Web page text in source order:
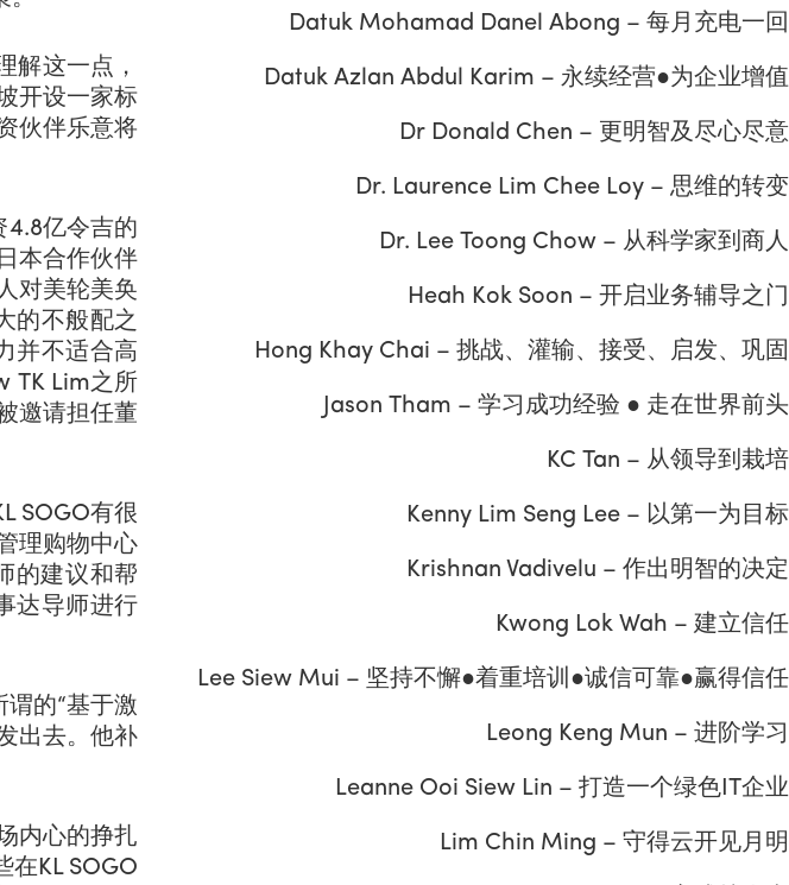
解这一点，
开设一家标
伙伴乐意将
4.8亿令吉的
本合作伙伴
对美轮美奂
的不般配之
并不适合高
TK Lim之所
邀请担任董
SOGO有很
理购物中心
的建议和帮
达导师进行
的“基于激
出去。他补
内心的挣扎
在KL SOGO
Datuk Mohamad Danel Abong – 每月充电一回
Datuk Azlan Abdul Karim – 永续经营●为企业增值
Dr Donald Chen – 更明智及尽心尽意
Dr. Laurence Lim Chee Loy – 思维的转变
Dr. Lee Toong Chow – 从科学家到商人
Heah Kok Soon – 开启业务辅导之门
Hong Khay Chai – 挑战、灌输、接受、启发、巩固
Jason Tham – 学习成功经验 ● 走在世界前头
KC Tan – 从领导到栽培
Kenny Lim Seng Lee – 以第一为目标
Krishnan Vadivelu – 作出明智的决定
Kwong Lok Wah – 建立信任
Lee Siew Mui – 坚持不懈●着重培训●诚信可靠●赢得信任
Leong Keng Mun – 进阶学习
Leanne Ooi Siew Lin – 打造一个绿色IT企业
Lim Chin Ming – 守得云开见月明